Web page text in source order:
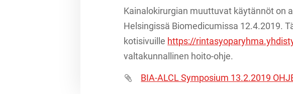
Kainalokirurgian muuttuvat käytännöt on
Helsingissä Biomedicumissa 12.4.2019.
kotisivuille https://
valtakunnallinen hoito-ohje.
BIA-ALCL Symposium 13.2.2019